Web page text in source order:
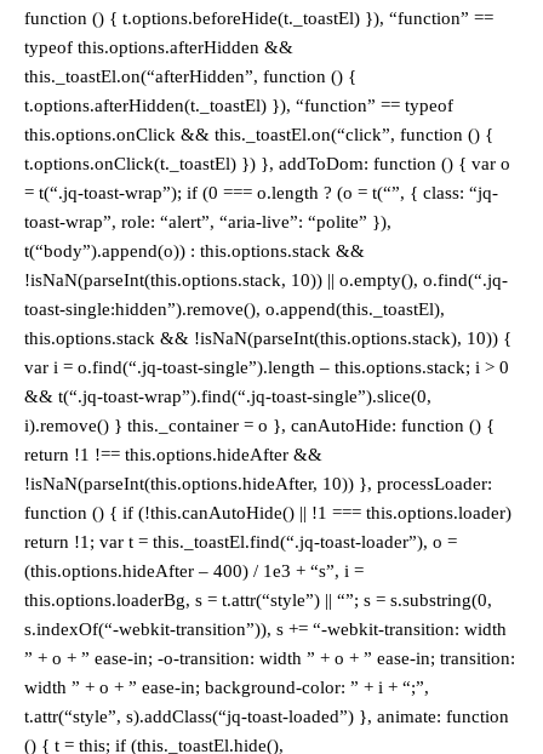
function () { t.options.beforeHide(t._toastEl) }), “function” ==
typeof this.options.afterHidden &&
this._toastEl.on(“afterHidden”, function () {
t.options.afterHidden(t._toastEl) }), “function” == typeof
this.options.onClick && this._toastEl.on(“click”, function () {
t.options.onClick(t._toastEl) }) }, addToDom: function () { var o
= t(“.jq-toast-wrap”); if (0 === o.length ? (o = t(“”, { class: “jq-
toast-wrap”, role: “alert”, “aria-live”: “polite” }),
t(“body”).append(o)) : this.options.stack &&
!isNaN(parseInt(this.options.stack, 10)) || o.empty(), o.find(“.jq-
toast-single:hidden”).remove(), o.append(this._toastEl),
this.options.stack && !isNaN(parseInt(this.options.stack), 10)) {
var i = o.find(“.jq-toast-single”).length – this.options.stack; i > 0
&& t(“.jq-toast-wrap”).find(“.jq-toast-single”).slice(0,
i).remove() } this._container = o }, canAutoHide: function () {
return !1 !== this.options.hideAfter &&
!isNaN(parseInt(this.options.hideAfter, 10)) }, processLoader:
function () { if (!this.canAutoHide() || !1 === this.options.loader)
return !1; var t = this._toastEl.find(“.jq-toast-loader”), o =
(this.options.hideAfter – 400) / 1e3 + “s”, i =
this.options.loaderBg, s = t.attr(“style”) || “”; s = s.substring(0,
s.indexOf(“-webkit-transition”)), s += “-webkit-transition: width
” + o + ” ease-in; -o-transition: width ” + o + ” ease-in; transition:
width ” + o + ” ease-in; background-color: ” + i + “;”,
t.attr(“style”, s).addClass(“jq-toast-loaded”) }, animate: function
() { t = this; if (this._toastEl.hide(),